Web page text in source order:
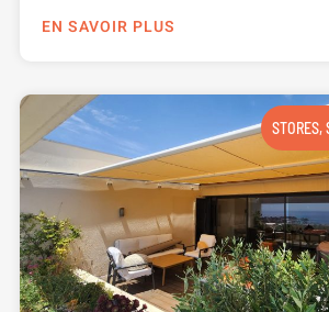
EN SAVOIR PLUS
STORES,